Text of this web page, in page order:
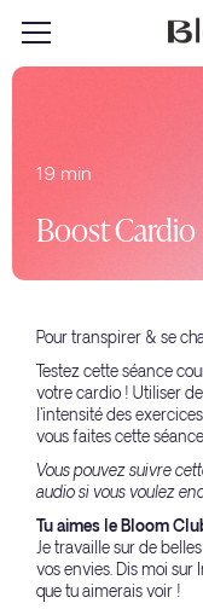
19 min
Boost Cardio
Pour transpirer & se
Testez cette séance
votre cardio ! Utiliser
l'intensité des
vous faites cette
Vous pouvez suivre
audio si vous voulez
Tu aimes le Bloom
Je travaille sur de
vos envies. Dis moi sur
que tu aimerais voir !